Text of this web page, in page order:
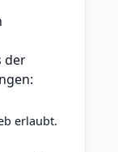
der
erlaubt.